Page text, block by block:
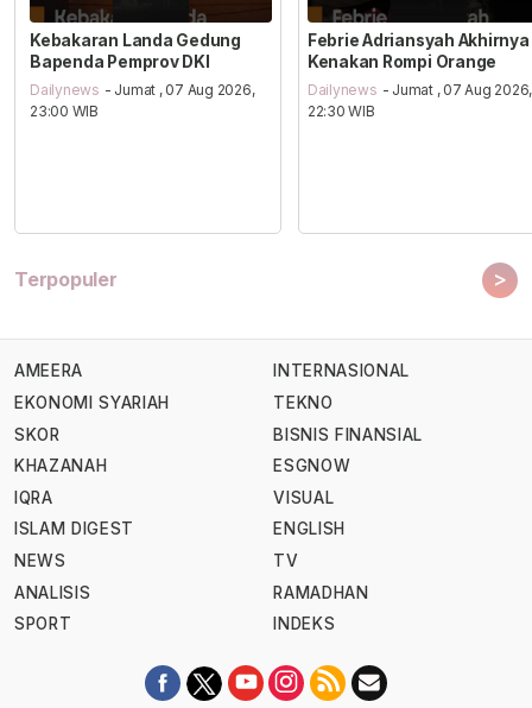
Kebakaran Landa Gedung
Bapenda Pemprov DKI
Dailynews - Jumat , 07 Aug 2026,
23:00 WIB
Febrie Adriansyah Akhirnya
Kenakan Rompi Orange
Dailynews - Jumat , 07 Aug 2026,
22:30 WIB
Terpopuler >
AMEERA
EKONOMI SYARIAH
SKOR
KHAZANAH
IQRA
ISLAM DIGEST
NEWS
ANALISIS
SPORT
INTERNASIONAL
TEKNO
BISNIS FINANSIAL
ESGNOW
VISUAL
ENGLISH
TV
RAMADHAN
INDEKS